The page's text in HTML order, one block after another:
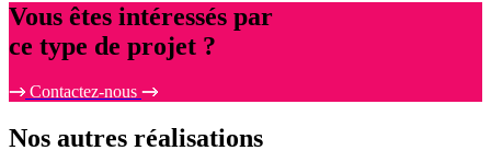
Vous êtes intéressés par
ce type de projet ?
Contactez-nous
Nos autres réalisations